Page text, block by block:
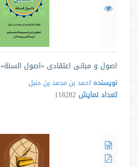
اصول و مبانی اعتقادی «اصول السنة»
نویسنده احمد بن محمد بن حنبل
تعداد نمایش 118282